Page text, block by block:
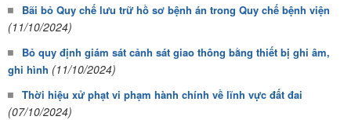
Bãi bỏ Quy chế lưu trữ hồ sơ bệnh án trong Quy chế bệnh viện
(11/10/2024)
Bỏ quy định giám sát cảnh sát giao thông bằng thiết bị ghi âm,
ghi hình (11/10/2024)
Thời hiệu xử phạt vi phạm hành chính về lĩnh vực đất đai
(07/10/2024)